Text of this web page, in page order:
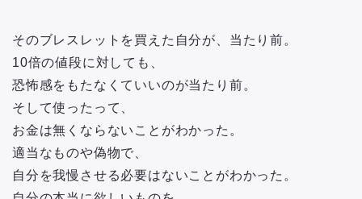
そのブレスレットを買えた自分が、当たり前。
10倍の値段に対しても、
恐怖感をもたなくていいのが当たり前。
そして使ったって、
お金は無くならないことがわかった。
適当なものや偽物で、
自分を我慢させる必要はないことがわかった。